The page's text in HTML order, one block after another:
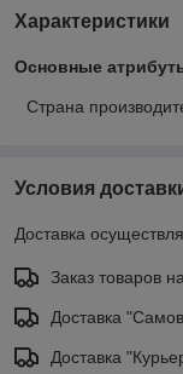
Характеристики
Основные
Страна
Условия
Доставка
Заказ товаров
Доставка
Доставка